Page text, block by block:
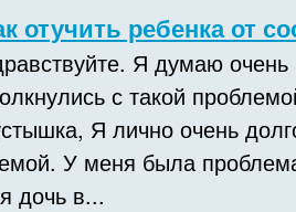
отучить ребенка от
Я думаю
с такой
Я лично очень
У меня была
дочь в...